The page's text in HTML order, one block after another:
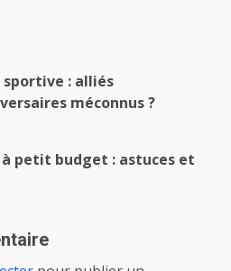
: alliés
méconnus ?
petit budget : astuces et